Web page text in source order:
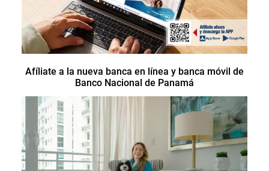
Afíliate a la nueva banca en línea y banca móvil de
Banco Nacional de Panamá